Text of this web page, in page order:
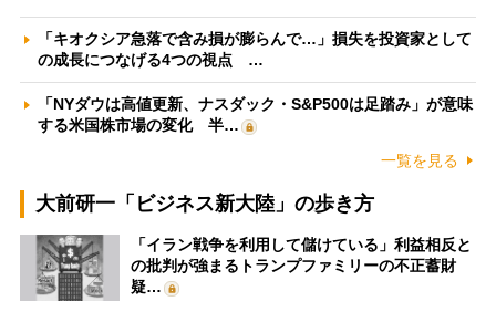
「キオクシア急落で含み損が膨らんで…」損失を投資家として
の成長につなげる4つの視点 …
「NYダウは高値更新、ナスダック・S&P500は足踏み」が意味
する米国株市場の変化 半…
一覧を見る
大前研一「ビジネス新大陸」の歩き方
「イラン戦争を利用して儲けている」利益相反と
の批判が強まるトランプファミリーの不正蓄財
疑…